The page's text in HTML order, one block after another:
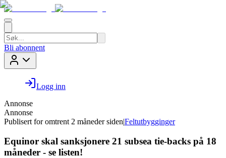
Bli abonnent
Logg inn
Annonse
Annonse
Publisert for omtrent 2 måneder siden|Feltutbygginger
Equinor skal sanksjonere 21 subsea tie-backs på 18
måneder - se listen!